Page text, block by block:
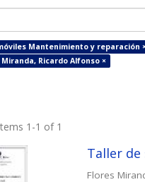
Mantenimiento y reparación
Ricardo Alfonso ×
1-1 of 1
Taller de
Flores